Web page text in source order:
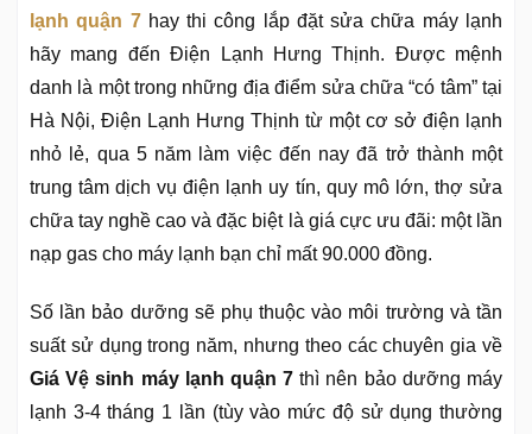
lạnh quận 7hay thi công lắp đặt sửa chữa máy lạnh
hãy mang đến Điện Lạnh Hưng Thịnh. Được mệnh
danh là một trong những địa điểm sửa chữa “có tâm” tại
Hà Nội, Điện Lạnh Hưng Thịnh từ một cơ sở điện lạnh
nhỏ lẻ, qua 5 năm làm việc đến nay đã trở thành một
trung tâm dịch vụ điện lạnh uy tín, quy mô lớn, thợ sửa
chữa tay nghề cao và đặc biệt là giá cực ưu đãi: một lần
nạp gas cho máy lạnh bạn chỉ mất 90.000 đồng.
Số lần bảo dưỡng sẽ phụ thuộc vào môi trường và tần
suất sử dụng trong năm, nhưng theo các chuyên gia về
Giá Vệ sinh máy lạnh quận 7 thì nên bảo dưỡng máy
lạnh 3-4 tháng 1 lần (tùy vào mức độ sử dụng thường